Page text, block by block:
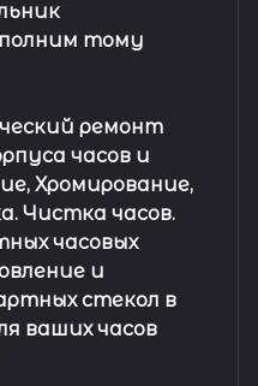
тому
ремонт
часов и
Хромирование,
Чистка часов.
часовых
и
стекол в
ваших часов